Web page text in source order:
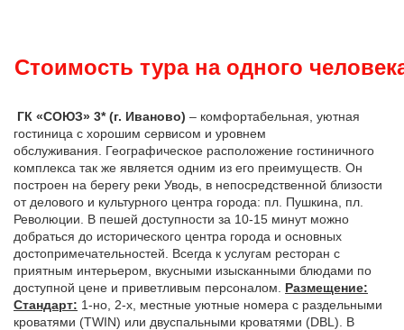
Стоимость тура на одного
ГК «СОЮЗ» 3* (г. Иваново) – комфортабельная, уютная
гостиница с хорошим сервисом и уровнем
обслуживания. Географическое расположение гостиничного
комплекса так же является одним из его преимуществ. Он
построен на берегу реки Уводь, в непосредственной близости
от делового и культурного центра города: пл. Пушкина, пл.
Революции. В пешей доступности за 10-15 минут можно
добраться до исторического центра города и основных
достопримечательностей. Всегда к услугам ресторан с
приятным интерьером, вкусными изысканными блюдами по
доступной цене и приветливым персоналом. Размещение:
Стандарт: 1-но, 2-х, местные уютные номера с раздельными
кроватями (TWIN) или двуспальными кроватями (DBL). В